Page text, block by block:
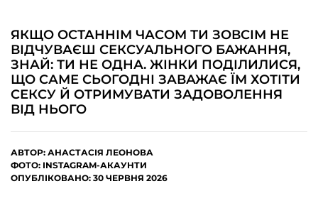
ЯКЩО ОСТАННІМ ЧАСОМ ТИ ЗОВСІМ НЕ
ВІДЧУВАЄШ СЕКСУАЛЬНОГО БАЖАННЯ,
ЗНАЙ: ТИ НЕ ОДНА. ЖІНКИ ПОДІЛИЛИСЯ,
ЩО САМЕ СЬОГОДНІ ЗАВАЖАЄ ЇМ ХОТІТИ
СЕКСУ Й ОТРИМУВАТИ ЗАДОВОЛЕННЯ
ВІД НЬОГО
АВТОР: АНАСТАСІЯ ЛЕОНОВА
ФОТО: INSTAGRAM-АКАУНТИ
ОПУБЛІКОВАНО: 30 ЧЕРВНЯ 2026